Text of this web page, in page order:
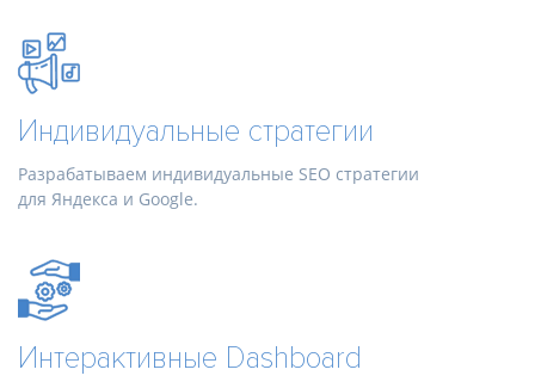
Индивидуальные стратегии
Разрабатываем индивидуальные SEO стратегии
для Яндекса и Google.
Интерактивные Dashboard